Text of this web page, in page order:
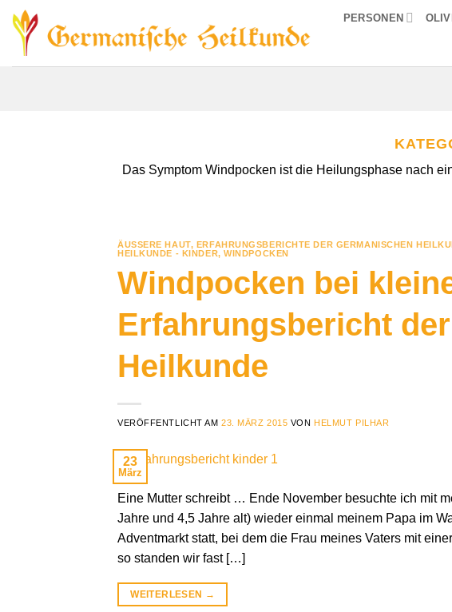
Zum
Inhalt
springen
PERSONEN
Das Symptom Windpocken ist die Heilungsphase nach
ÄUSSERE HAUT , ERFAHRUNGSBERICHTE DER GERMANISCHEN
HEILKUNDE - KINDER,WINDPOCKEN
Windpocken bei
Erfahrungsbericht
Heilkunde
VERÖFFENTLICHT AM23. MÄRZ 2015 VON HELMUT PILHAR
23
März
Eine Mutter schreibt … Ende November besuchte ich mit
Jahre und 4,5 Jahre alt) wieder einmal meinem Papa im
Adventmarkt statt, bei dem die Frau meines Vaters mit
so standen wir fast […]
WEITERLESEN →